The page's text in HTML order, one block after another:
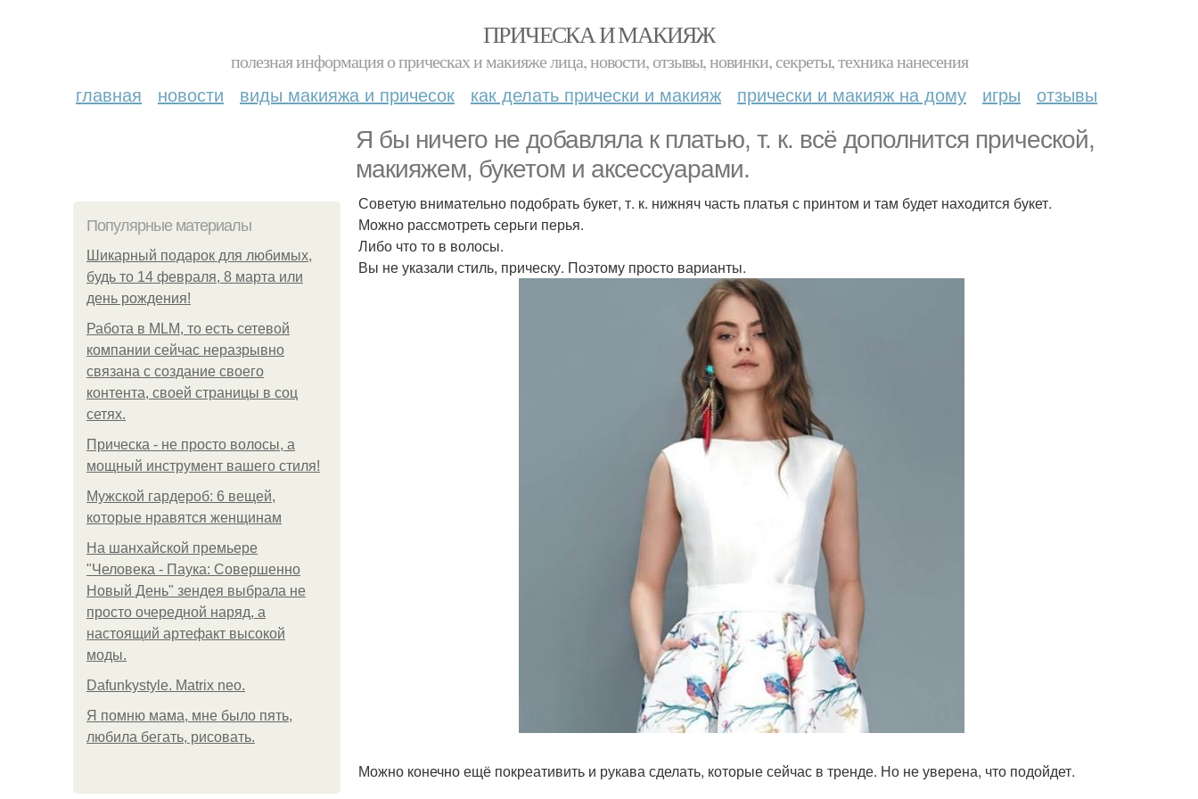
ПРИЧЕСКА И МАКИЯЖ
полезная информация о прическах и макияже лица, новости, отзывы, новинки, секреты, техника нанесения
главная новости виды макияжа и причесок как делать прически и макияж прически и макияж на дому игры отзывы
Я бы ничего не добавляла к платью, т. к. всё дополнится прической,
макияжем, букетом и аксессуарами.
Популярные материалы
Шикарный подарок для любимых,
будь то 14 февраля, 8 марта или
день рождения!
Работа в MLM, то есть сетевой
компании сейчас неразрывно
связана с создание своего
контента, своей страницы в соц
сетях.
Прическа - не просто волосы, а
мощный инструмент вашего стиля!
Мужской гардероб: 6 вещей,
которые нравятся женщинам
На шанхайской премьере
"Человека - Паука: Совершенно
Новый День" зендея выбрала не
просто очередной наряд, а
настоящий артефакт высокой
моды.
Dafunkystyle. Matrix neo.
Я помню мама, мне было пять,
любила бегать, рисовать.
Советую внимательно подобрать букет, т. к. нижняч часть платья с принтом и там будет находится букет.
Можно рассмотреть серьги перья.
Либо что то в волосы.
Вы не указали стиль, прическу. Поэтому просто варианты.
Можно конечно ещё покреативить и рукава сделать, которые сейчас в тренде. Но не уверена, что подойдет.